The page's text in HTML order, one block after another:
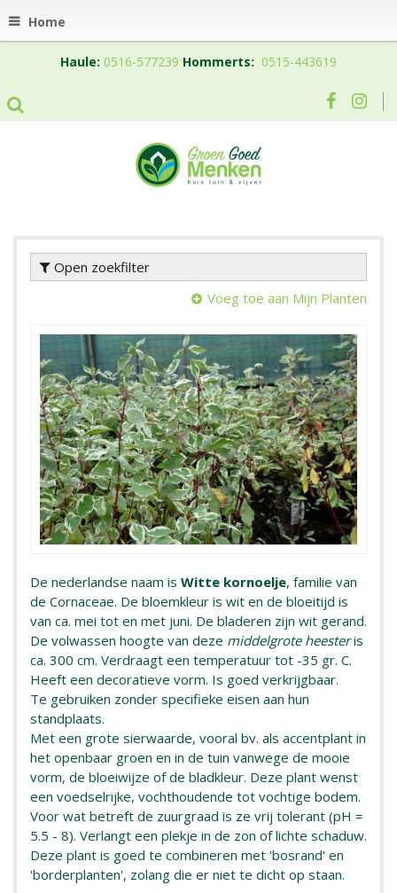
Home
Haule: 0516-577239 Hommerts: 0515-443619
Open zoekfilter
Voeg toe aan Mijn Planten
De nederlandse naam is Witte kornoelje, familie van
de Cornaceae. De bloemkleur is wit en de bloeitijd is
van ca. mei tot en met juni. De bladeren zijn wit gerand.
De volwassen hoogte van deze middelgrote heesteris
ca. 300 cm. Verdraagt een temperatuur tot -35 gr. C.
Heeft een decoratieve vorm. Is goed verkrijgbaar.
Te gebruiken zonder specifieke eisen aan hun
standplaats.
Met een grote sierwaarde, vooral bv. als accentplant in
het openbaar groen en in de tuin vanwege de mooie
vorm, de bloeiwijze of de bladkleur. Deze plant wenst
een voedselrijke, vochthoudende tot vochtige bodem.
Voor wat betreft de zuurgraad is ze vrij tolerant (pH =
5.5 - 8). Verlangt een plekje in de zon of lichte schaduw.
Deze plant is goed te combineren met 'bosrand' en
'borderplanten', zolang die er niet te dicht op staan.